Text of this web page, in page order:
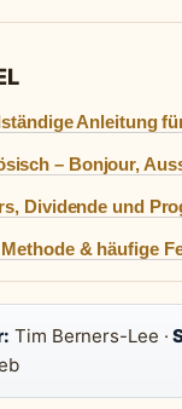
Anleitung
– Bonjour,
Dividende und
& häufige
Tim Berners-Lee ·